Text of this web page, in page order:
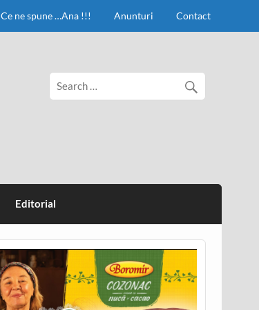
Ce ne spune …Ana !!! Anunturi Contact
Editorial